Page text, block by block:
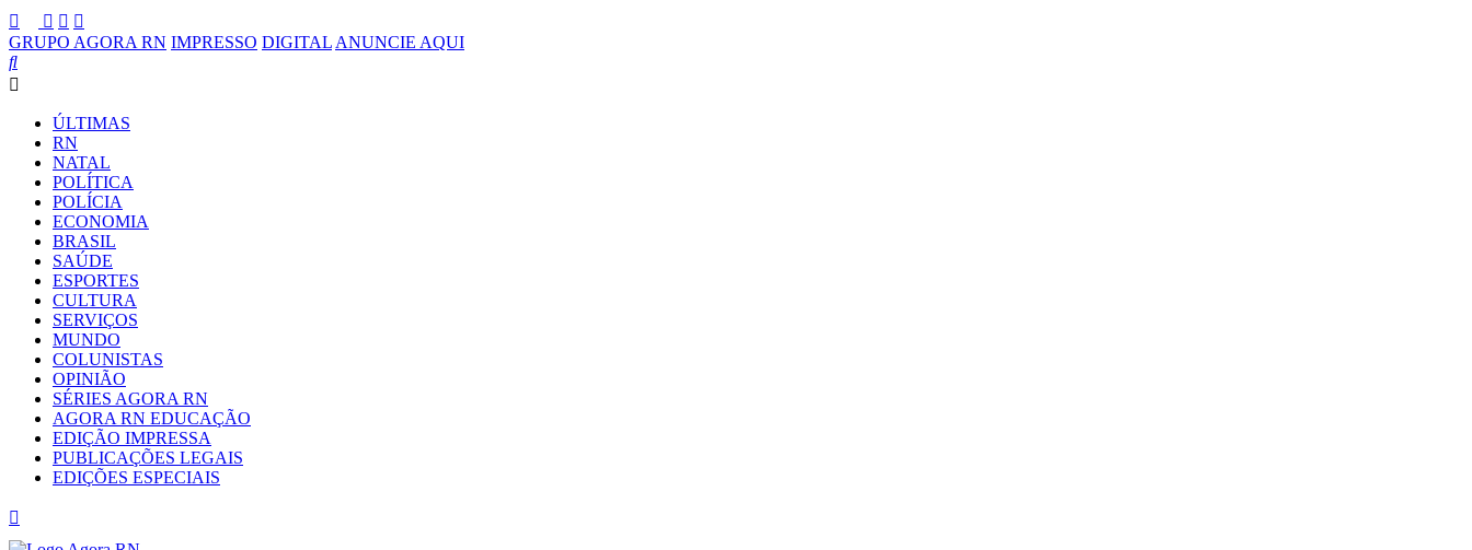
GRUPO AGORA RN IMPRESSO DIGITAL ANUNCIE AQUI
ÚLTIMAS
RN
NATAL
POLÍTICA
POLÍCIA
ECONOMIA
BRASIL
SAÚDE
ESPORTES
CULTURA
SERVIÇOS
MUNDO
COLUNISTAS
OPINIÃO
SÉRIES AGORA RN
AGORA RN EDUCAÇÃO
EDIÇÃO IMPRESSA
PUBLICAÇÕES LEGAIS
EDIÇÕES ESPECIAIS